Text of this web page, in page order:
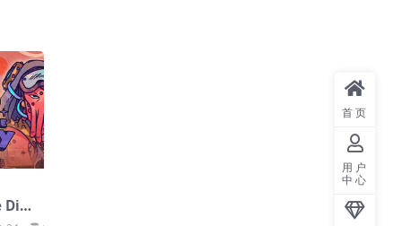
Din
Ga
首页
用户
中心